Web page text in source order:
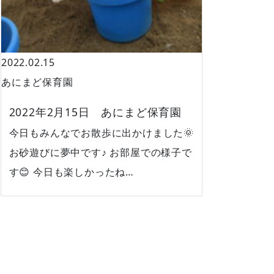
2022.02.15
あにまど保育園
2022年2月15日 あにまど保育園
今日もみんなでお散歩に出かけました🌞
お砂遊びに夢中です♪ お部屋での様子で
す😊 今日も楽しかったね…